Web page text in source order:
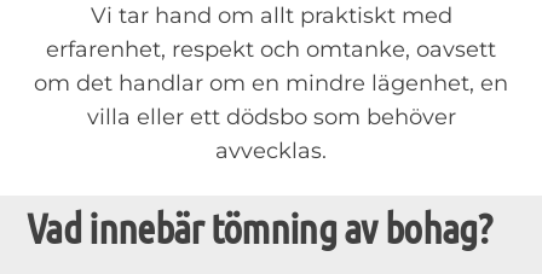
Vi tar hand om allt praktiskt med
erfarenhet, respekt och omtanke, oavsett
om det handlar om en mindre lägenhet, en
villa eller ett dödsbo som behöver
avvecklas.
Vad innebär tömning av bohag?